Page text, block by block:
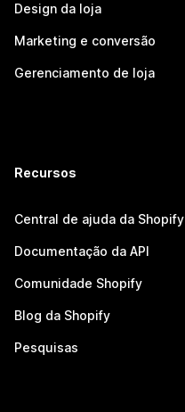
Design da loja
Marketing e conversão
Gerenciamento de loja
Recursos
Central de ajuda da Shopify
Documentação da API
Comunidade Shopify
Blog da Shopify
Pesquisas